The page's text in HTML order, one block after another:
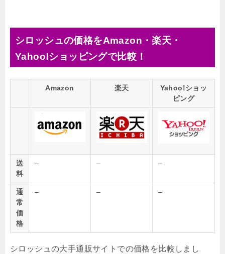
シロッシュの価格をAmazon・楽天・
Yahoo!ショッピングで比較！
Amazon 楽天
Yahoo!ショッ
ピング
送
料
– – –
通
常
価
格
– – –
シロッシュの大手通販サイトでの価格を比較しまし